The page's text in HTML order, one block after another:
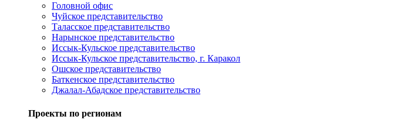
Головной офис
Чуйское представительство
Таласское представительство
Нарынское представительство
Иссык-Кульское представительство
Иссык-Кульское представительство, г. Каракол
Ошское представительство
Баткенское представительство
Джалал-Абадское представительство
Проекты по регионам